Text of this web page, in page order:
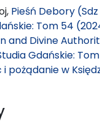
Pieśń Debory
Tom 54
and Divine
Gdańskie:
i pożądanie w